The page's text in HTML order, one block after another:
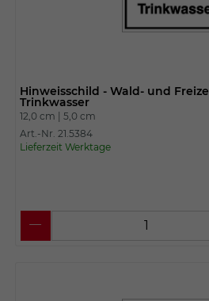
Hinweisschild - Wald- und
Trinkwasser
12,0 cm | 5,0 cm
Art.-Nr. 21.5384
Lieferzeit Werktage